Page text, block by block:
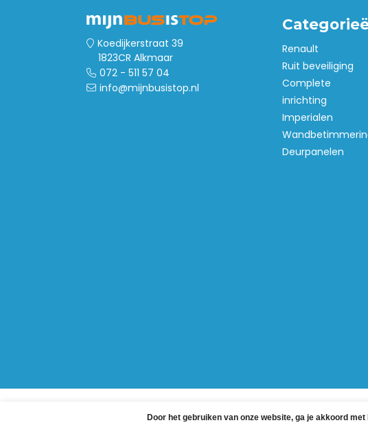
Koedijkerstraat 39
1823CR Alkmaar
072 - 511 57 04
info@mijnbusistop.nl
Renault
Ruit beveiliging
Complete
inrichting
Imperialen
Deurpanelen
© Copyright 2026
Door het gebruiken van onze website, ga je akkoord